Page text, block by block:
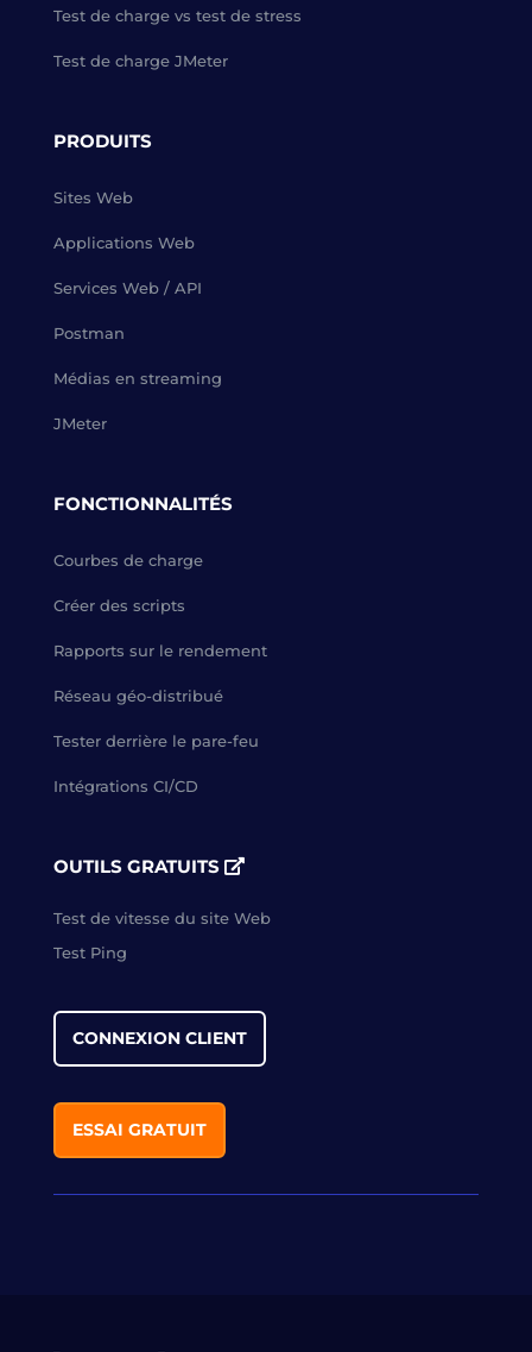
Test de charge vs test de stress
Test de charge JMeter
PRODUITS
Sites Web
Applications Web
Services Web / API
Postman
Médias en streaming
JMeter
FONCTIONNALITÉS
Courbes de charge
Créer des scripts
Rapports sur le rendement
Réseau géo-distribué
Tester derrière le pare-feu
Intégrations CI/CD
OUTILS GRATUITS
Test de vitesse du site Web
Test Ping
CONNEXION CLIENT
ESSAI GRATUIT